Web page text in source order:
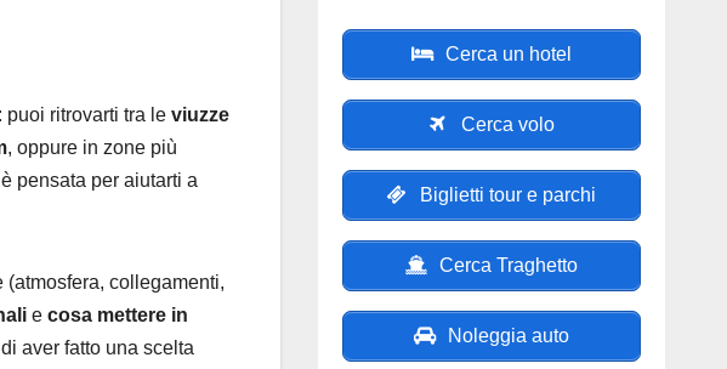
puoi ritrovarti tra le viuzze
, oppure in zone più
pensata per aiutarti a
(atmosfera, collegamenti,
e cosa mettere in
aver fatto una scelta
Cerca un hotel
Cerca volo
Biglietti tour e parchi
Cerca Traghetto
Noleggia auto